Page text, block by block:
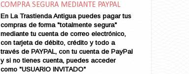
Ana de Brooklyn
Ana y El Rey de Siam
Anatomía de un Asesinato
Andrés Harvey Millonario (VENDIDO)
Andrés Harvey Tenorio
Andrés Harvey se Enamora (VENDIDO)
COMPRA SEGURA MEDIANTE PAYPAL
En La Trastienda Antigua puedes pagar tus
compras de forma "totalmente segura"
mediante tu cuenta de correo electrónico,
con tarjeta de débito, crédito y todo a
través de PAYPAL, con tu cuenta de PayPal
y si no tienes cuenta, puedes acceder
como "USUARIO INVITADO"